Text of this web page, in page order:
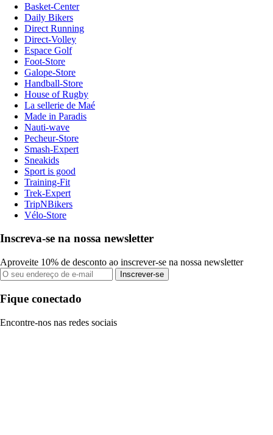
Basket-Center
Daily Bikers
Direct Running
Direct-Volley
Espace Golf
Foot-Store
Galope-Store
Handball-Store
House of Rugby
La sellerie de Maé
Made in Paradis
Nauti-wave
Pecheur-Store
Smash-Expert
Sneakids
Sport is good
Training-Fit
Trek-Expert
TripNBikers
Vélo-Store
Inscreva-se na nossa newsletter
Aproveite 10% de desconto ao inscrever-se na nossa newsletter
Inscrever-se
Fique conectado
Encontre-nos nas redes sociais